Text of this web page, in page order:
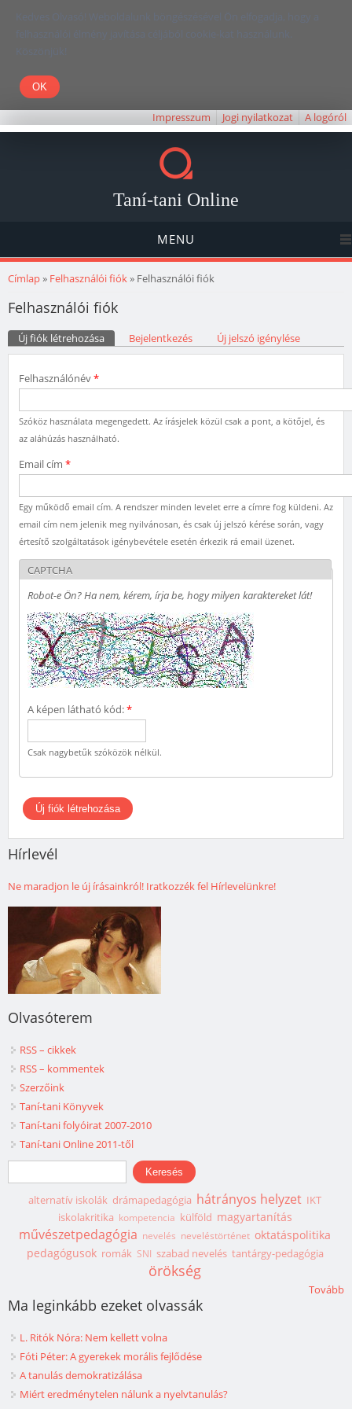
Kedves Olvasó! Weboldalunk böngészésével Ön elfogadja, hogy a
felhasználói élmény javítása céljából cookie-kat használunk.
Köszönjük!
Impresszum Jogi nyilatkozat A logóról
Taní-tani Online
MENU
Jelenlegi hely
Címlap» Felhasználói fiók» Felhasználói fiók
Felhasználói fiók
Elsődleges fülek
Új fiók létrehozása (aktív fül)Bejelentkezés Új jelszó igénylése
Felhasználónév*
Szóköz használata megengedett. Az írásjelek közül csak a pont, a kötőjel, és
az aláhúzás használható.
Email cím *
Egy működő email cím. A rendszer minden levelet erre a címre fog küldeni. Az
email cím nem jelenik meg nyilvánosan, és csak új jelszó kérése során, vagy
értesítő szolgáltatások igénybevétele esetén érkezik rá email üzenet.
CAPTCHA
Robot-e Ön? Ha nem, kérem, írja be, hogy milyen karaktereket lát!
A képen látható kód:*
Csak nagybetűk szóközök nélkül.
Hírlevél
Ne maradjon le új írásainkról! Iratkozzék fel Hírlevelünkre!
Olvasóterem
RSS – cikkek
RSS – kommentek
Szerzőink
Taní-tani Könyvek
Taní-tani folyóirat 2007-2010
Taní-tani Online 2011-től
Keresés űrlap
Keresés
alternatív iskolák drámapedagógia hátrányos helyzet IKT
iskolakritika kompetencia külföld magyartanítás
művészetpedagógia nevelés neveléstörténet oktatáspolitika
pedagógusok romák SNI szabad nevelés tantárgy-pedagógia
örökség
Tovább
Ma leginkább ezeket olvassák
L. Ritók Nóra: Nem kellett volna
Fóti Péter: A gyerekek morális fejlődése
A tanulás demokratizálása
Miért eredménytelen nálunk a nyelvtanulás?